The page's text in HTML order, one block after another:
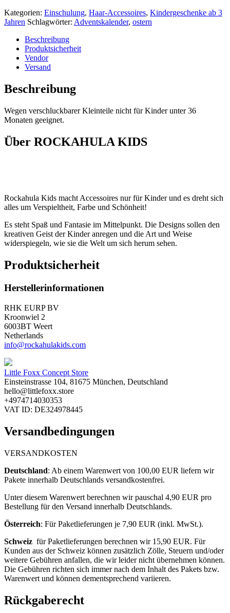
Kategorien: Einschulung, Haar-Accessoires, Kindergeschenke ab 3
Jahren Schlagwörter: Adventskalender, ostern
Beschreibung
Produktsicherheit
Vendor
Versand
Beschreibung
Wegen verschluckbarer Kleinteile nicht für Kinder unter 36
Monaten geeignet.
Über ROCKAHULA KIDS
Rockahula Kids macht Accessoires nur für Kinder und es dreht sich
alles um Verspieltheit, Farbe und Schönheit!
Es steht Spaß und Fantasie im Mittelpunkt. Die Designs sollen den
kreativen Geist der Kinder anregen und die Art und Weise
widerspiegeln, wie sie die Welt um sich herum sehen.
Produktsicherheit
Herstellerinformationen
RHK EURP BV
Kroonwiel 2
6003BT Weert
Netherlands
info@rockahulakids.com
Little Foxx Concept Store
Einsteinstrasse 104, 81675 München, Deutschland
hello@littlefoxx.store
+4974714030353
VAT ID: DE324978445
Versandbedingungen
VERSANDKOSTEN
Deutschland: ​ Ab einem Warenwert von 100,00 EUR liefern wir
Pakete innerhalb Deutschlands versandkostenfrei.
Unter diesem Warenwert berechnen wir pauschal 4,90 EUR pro
Bestellung für den Versand innerhalb Deutschlands.
Österreich: Für Paketlieferungen je 7,90 EUR (inkl. MwSt.).
Schweiz für Paketlieferungen berechnen wir 15,90 EUR. Für
Kunden aus der Schweiz können zusätzlich Zölle, Steuern und/oder
weitere Gebühren anfallen, die wir leider nicht übernehmen können.
Die Gebühren richten sich immer nach dem Inhalt des Pakets bzw.
Warenwert und können dementsprechend variieren.
Rückgaberecht